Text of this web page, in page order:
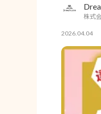
株式
2026.04.04